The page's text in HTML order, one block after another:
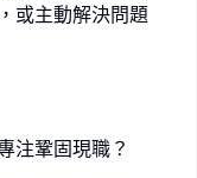
或主動解決問題
注鞏固現職？